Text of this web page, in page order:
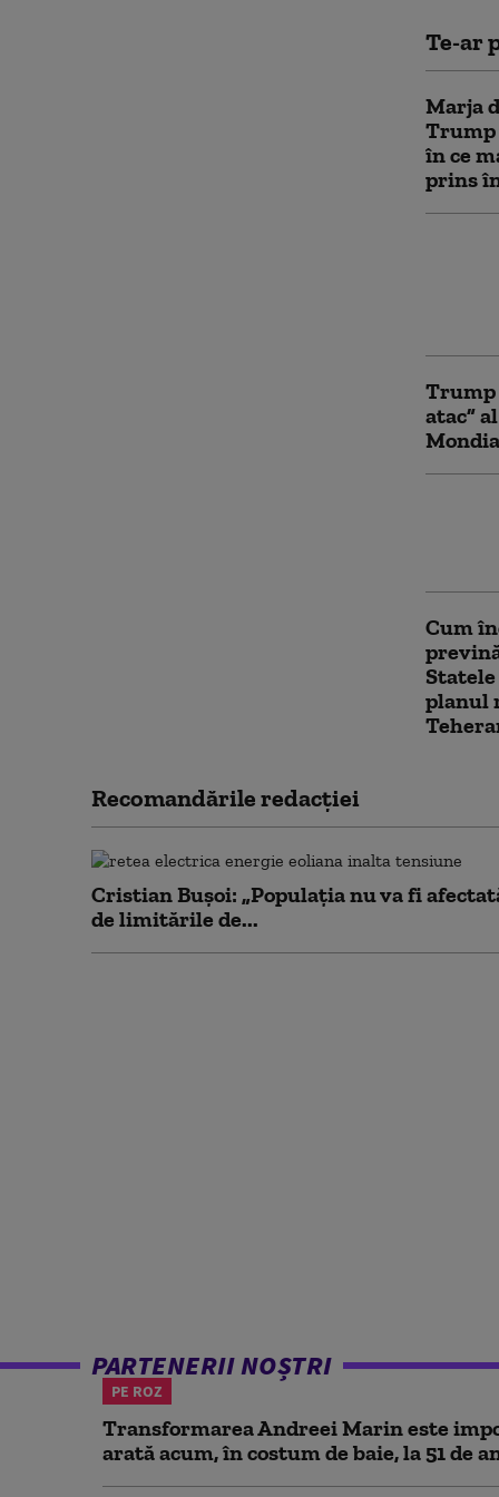
Te-ar
Marja
în ce
prins
Trump
atac”
Cum
planul
Recomandările redacţiei
Cristian Bușoi: „Populația nu va fi
de limitările de...
PARTENERII NOȘTRI
PE ROZ
Transformarea Andreei Marin este
arată acum, în costum de baie, la 51 de